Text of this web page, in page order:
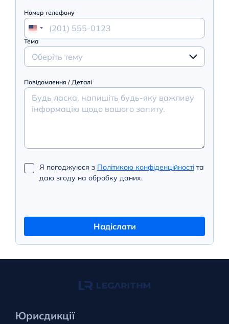
Номер телефону
Тема
Оберіть тему
Повідомлення / Деталі
Я погоджуюся з Політикою конфіденційностіта
даю згоду на обробку даних.
Надіслати
Юрисдикції